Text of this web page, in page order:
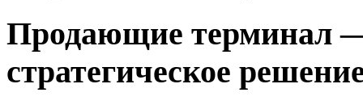
Продающие терминал
стратегическое